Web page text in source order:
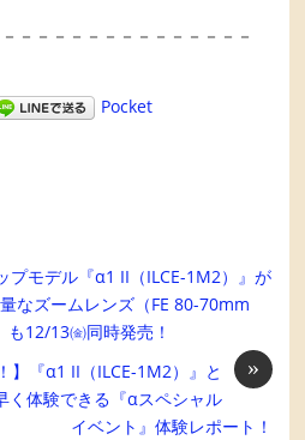
－－－－－－－－－－－－－－
Pocket
プモデル『α1 II（ILCE-1M2）』が
なズームレンズ（FE 80-70mm
も12/13㈮同時発売！
»
】『α1 II（ILCE-1M2）』と
く体験できる『αスペシャル
イベント』体験レポート！